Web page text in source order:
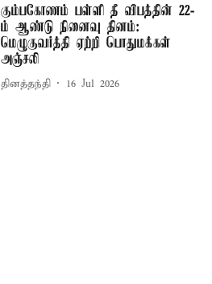
கும்பகோணம் பள்ளி தீ விபத்தின் 22-
ம் ஆண்டு நினைவு தினம்:
மெழுகுவர்த்தி ஏற்றி பொதுமக்கள்
அஞ்சலி
தினத்தந்தி 16 Jul 2026